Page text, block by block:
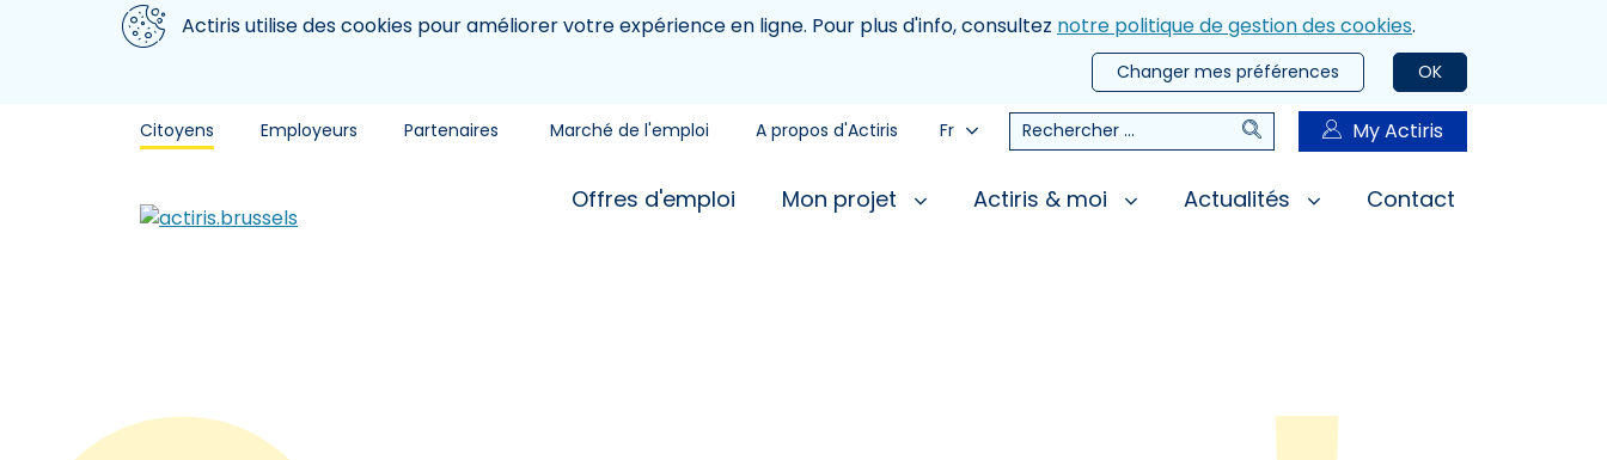
Aller au contenu principal
Nous utilisons des cookiesActiris utilise des cookies pour améliorer votre expérience en ligne. Pour plus d'info, consultez notre politique de gestion des cookies.
OK
Changer mes préférences
Citoyens Employeurs Partenaires Marché de l'emploi A propos d'Actiris Fr Rechercher RechercherMy Actiris
Offres d'emploi Mon projet Actiris & moi Actualités Contact